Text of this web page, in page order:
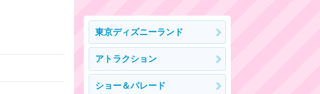
東京ディズニーランド
アトラクション
ショー＆パレード